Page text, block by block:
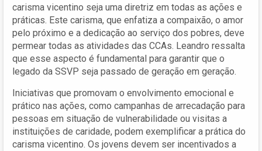
carisma vicentino seja uma diretriz em todas as ações e
práticas. Este carisma, que enfatiza a compaixão, o amor
pelo próximo e a dedicação ao serviço dos pobres, deve
permear todas as atividades das CCAs. Leandro ressalta
que esse aspecto é fundamental para garantir que o
legado da SSVP seja passado de geração em geração.
Iniciativas que promovam o envolvimento emocional e
prático nas ações, como campanhas de arrecadação para
pessoas em situação de vulnerabilidade ou visitas a
instituições de caridade, podem exemplificar a prática do
carisma vicentino. Os jovens devem ser incentivados a